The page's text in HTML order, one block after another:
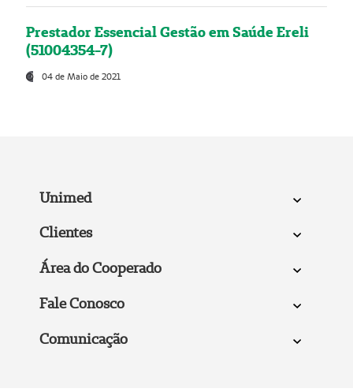
Prestador Essencial Gestão em Saúde Ereli
(51004354-7)
04 de Maio de 2021
Unimed
Clientes
Área do Cooperado
Fale Conosco
Comunicação